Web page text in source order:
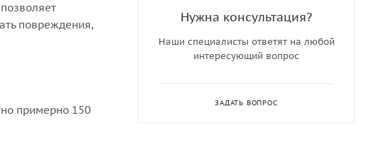
повреждения,
примерно 150
Нужна консультация?
Наши специалисты ответят на любой
интересующий вопрос
ЗАДАТЬ ВОПРОС